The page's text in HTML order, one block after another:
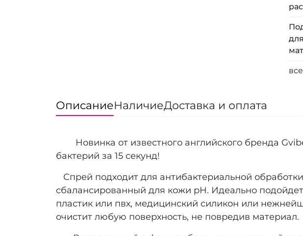
для
ОписаниеНаличиеДоставка и оплата
Новинка от известного английского бренда
бактерий за 15 секунд!
Спрей подходит для антибактериальной
сбалансированный для кожи pH. Идеально
пластик или пвх, медицинский силикон или
очистит любую поверхность, не повредив материал.